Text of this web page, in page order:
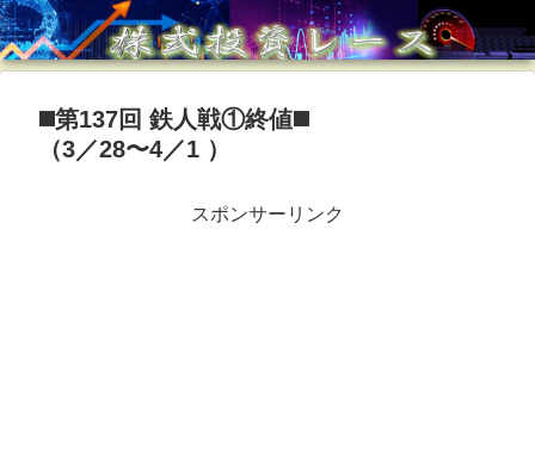
◼️第137回 鉄人戦①終値◼️
（3／28〜4／1 ）
スポンサーリンク